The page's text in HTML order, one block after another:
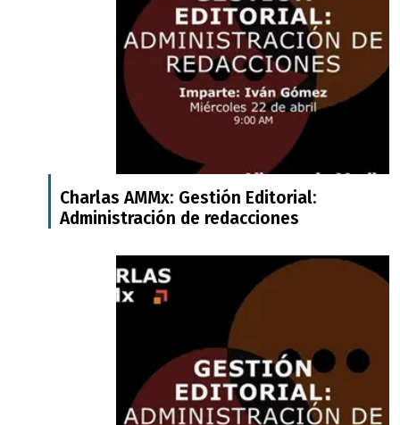
Charlas AMMx: Gestión Editorial:
Administración de redacciones